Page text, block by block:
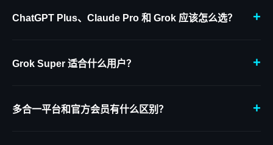
骤见国内订阅 ChatGPT Plus 教程 。
ChatGPT Plus、Claude Pro 和 Grok 应该怎么选？ +
Super 更适合高频问答、实时资讯和需要更快回复的用户。
Grok Super 适合什么用户？ +
量、更长对话和更快响应。
多合一平台和官方会员有什么区别？ +